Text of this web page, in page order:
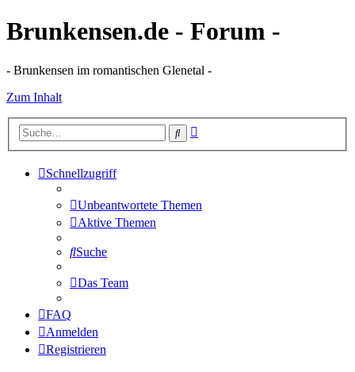
Brunkensen.de - Forum -
- Brunkensen im romantischen Glenetal -
Zum Inhalt
Suche
Schnellzugriff
Unbeantwortete Themen
Aktive Themen
Suche
Das Team
FAQ
Anmelden
Registrieren